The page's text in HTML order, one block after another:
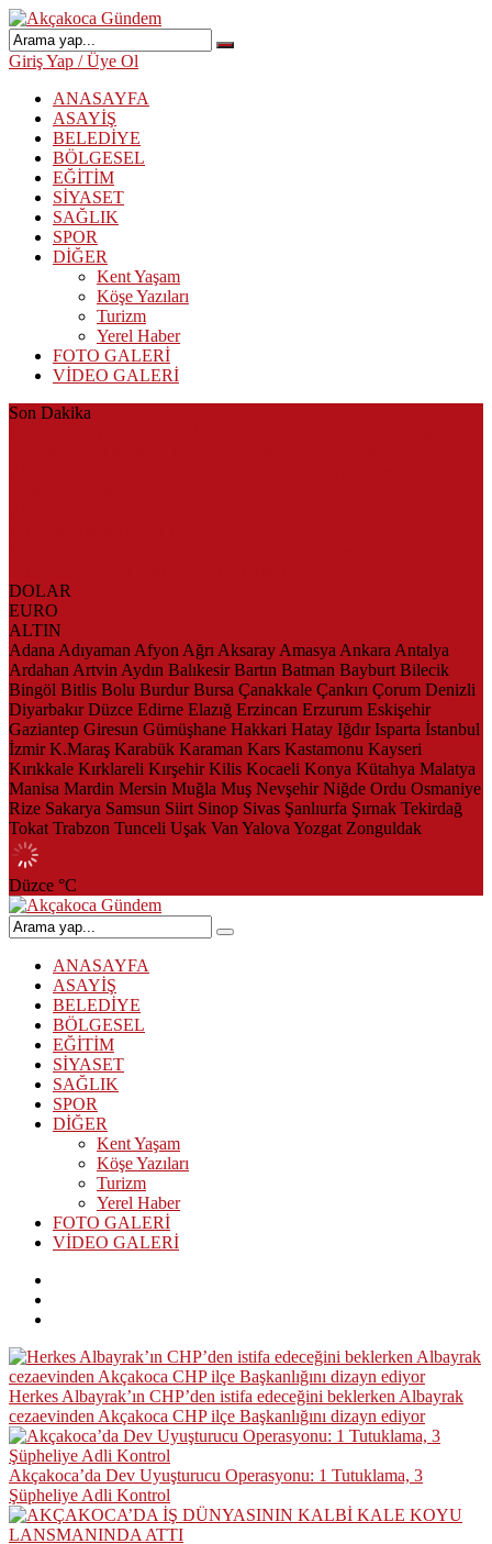
Giriş Yap / Üye Ol
ANASAYFA
ASAYİŞ
BELEDİYE
BÖLGESEL
EĞİTİM
SİYASET
SAĞLIK
SPOR
DİĞER
Kent Yaşam
Köşe Yazıları
Turizm
Yerel Haber
FOTO GALERİ
VİDEO GALERİ
Son Dakika
DOLAR
EURO
ALTIN
Adana Adıyaman Afyon Ağrı Aksaray Amasya Ankara Antalya
Ardahan Artvin Aydın Balıkesir Bartın Batman Bayburt Bilecik
Bingöl Bitlis Bolu Burdur Bursa Çanakkale Çankırı Çorum Denizli
Diyarbakır Düzce Edirne Elazığ Erzincan Erzurum Eskişehir
Gaziantep Giresun Gümüşhane Hakkari Hatay Iğdır Isparta İstanbul
İzmir K.Maraş Karabük Karaman Kars Kastamonu Kayseri
Kırıkkale Kırklareli Kırşehir Kilis Kocaeli Konya Kütahya Malatya
Manisa Mardin Mersin Muğla Muş Nevşehir Niğde Ordu Osmaniye
Rize Sakarya Samsun Siirt Sinop Sivas Şanlıurfa Şırnak Tekirdağ
Tokat Trabzon Tunceli Uşak Van Yalova Yozgat Zonguldak
Düzce °C
ANASAYFA
ASAYİŞ
BELEDİYE
BÖLGESEL
EĞİTİM
SİYASET
SAĞLIK
SPOR
DİĞER
Kent Yaşam
Köşe Yazıları
Turizm
Yerel Haber
FOTO GALERİ
VİDEO GALERİ
Herkes Albayrak’ın CHP’den istifa edeceğini beklerken Albayrak
cezaevinden Akçakoca CHP ilçe Başkanlığını dizayn ediyor
Akçakoca’da Dev Uyuşturucu Operasyonu: 1 Tutuklama, 3
Şüpheliye Adli Kontrol